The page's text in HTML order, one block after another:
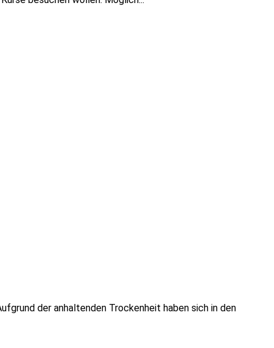
der anhaltenden Trockenheit haben sich in den